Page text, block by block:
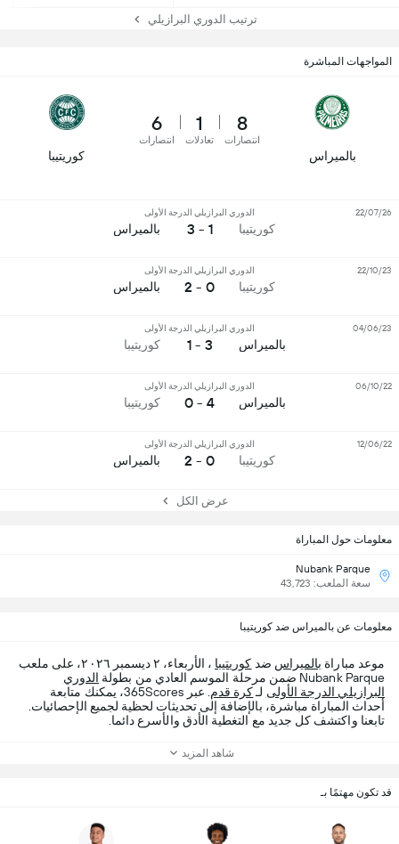
ترتيب الدوري البرازيلي
معلومات حول المباراة
Nubank Parque
سعة الملعب: 43,723
المواجهات المباشرة
بالميراس
8
انتصارات
1
تعادلات
6
انتصارات
كوريتيبا
كوريتيبا
الدوري البرازيلي الدرجة الأولى
1 - 3 بالميراس
22/07/26
كوريتيبا
الدوري البرازيلي الدرجة الأولى
0 - 2 بالميراس
22/10/23
بالميراس
الدوري البرازيلي الدرجة الأولى
3 - 1 كوريتيبا
04/06/23
بالميراس
الدوري البرازيلي الدرجة الأولى
4 - 0 كوريتيبا
06/10/22
كوريتيبا
الدوري البرازيلي الدرجة الأولى
0 - 2 بالميراس
12/06/22
عرض الكل
معلومات عن بالميراس ضد كوريتيبا
موعد مباراة بالميراس ضد كوريتيبا
، الأربعاء، ٢ ديسمبر ٢٠٢٦، على ملعب
Nubank Parque ضمن مرحلة الموسم العادي من بطولة
الدوري
البرازيلي الدرجة الأولى لـكرة قدم
. عبر 365Scores، يمكنك متابعة
أحداث المباراة مباشرة، بالإضافة إلى تحديثات لحظية لجميع الإحصائيات.
تابعنا واكتشف كل جديد مع التغطية الأدق والأسرع دائما.
شاهد المزيد
قد تكون مهتمًا بـ